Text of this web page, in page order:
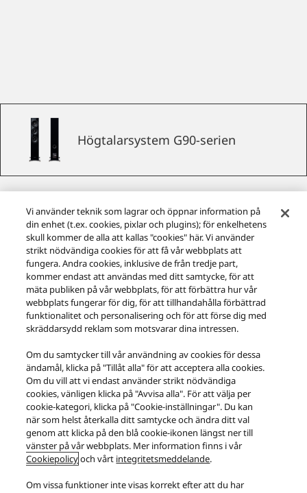
Högtalarsystem G90-serien
Golvhögtalare SB-G90M2
BESÖK SUPPORTSIDAN FÖR DENNA PRODUKT
Vi använder teknik som lagrar och öppnar information på
din enhet (t.ex. cookies, pixlar och plugins); för enkelhetens
skull kommer de alla att kallas "cookies" här. Vi använder
strikt nödvändiga cookies för att få vår webbplats att
fungera. Andra cookies, inklusive de från tredje part,
kommer endast att användas med ditt samtycke, för att
mäta publiken på vår webbplats, för att förbättra hur vår
webbplats fungerar för dig, för att tillhandahålla förbättrad
funktionalitet och personalisering och för att förse dig med
skräddarsydd reklam som motsvarar dina intressen.
Om du samtycker till vår användning av cookies för dessa
ändamål, klicka på "Tillåt alla" för att acceptera alla cookies.
Om du vill att vi endast använder strikt nödvändiga
cookies, vänligen klicka på "Avvisa alla". För att välja per
cookie-kategori, klicka på "Cookie-inställningar". Du kan
när som helst återkalla ditt samtycke och ändra ditt val
genom att klicka på den blå cookie-ikonen längst ner till
vänster på vår webbplats. Mer information finns i vår
Cookiepolicyoch vårt integritetsmeddelande.
Om vissa funktioner inte visas korrekt efter att du har